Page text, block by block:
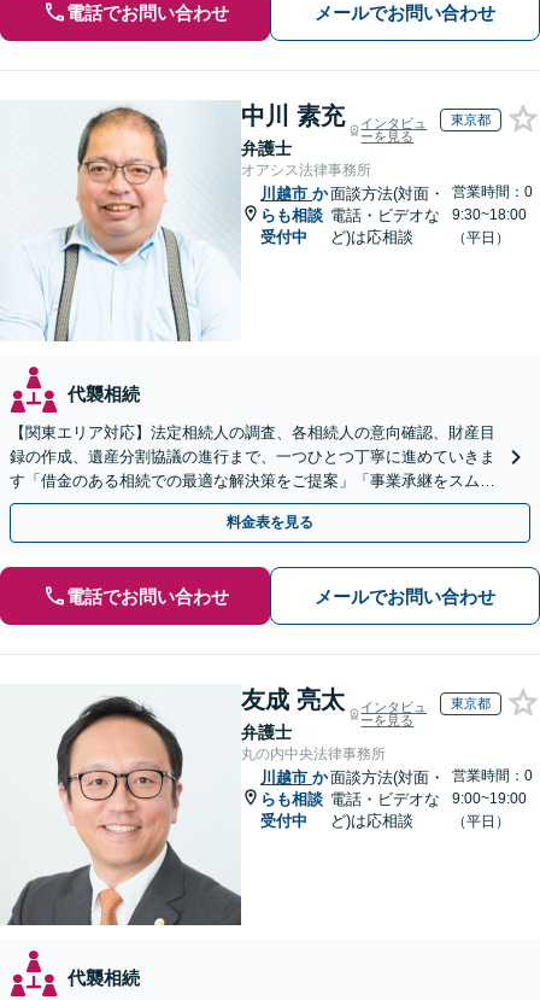
電話でお問い合わせ メールでお問い合わせ
中川 素充
弁護士
インタビュ
ーを見る
東京都
オアシス法律事務所
川越市 か
らも相談
受付中
面談方法(対面・
電話・ビデオな
ど)は応相談
営業時間：0
9:30~18:00
（平日）
代襲相続
【関東エリア対応】法定相続人の調査、各相続人の意向確認、財産目
録の作成、遺産分割協議の進行まで、一つひとつ丁寧に進めていきま
す「借金のある相続での最適な解決策をご提案」「事業承継をスムー
ズに進めるサポート／業種特有の課題にも柔軟に対応」
料金表を見る
電話でお問い合わせ メールでお問い合わせ
友成 亮太
弁護士
インタビュ
ーを見る
東京都
丸の内中央法律事務所
川越市 か
らも相談
受付中
面談方法(対面・
電話・ビデオな
ど)は応相談
営業時間：0
9:00~19:00
（平日）
代襲相続